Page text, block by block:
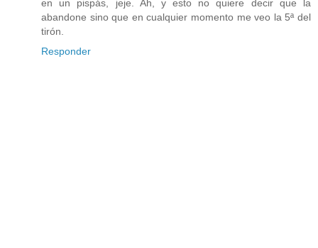
en un pispás, jeje. Ah, y esto no quiere decir que la
abandone sino que en cualquier momento me veo la 5ª del
tirón.
Responder